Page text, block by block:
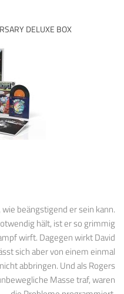
DELUXE BOX
beängstigend er sein kann.
hält, ist er so grimmig
wirft. Dagegen wirkt David
sich aber von einem einmal
abbringen. Und als Rogers
Masse traf, waren